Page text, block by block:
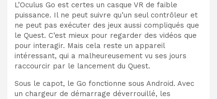
L’Oculus Go est certes un casque VR de faible
puissance. Il ne peut suivre qu’un seul contrôleur et
ne peut pas exécuter des jeux aussi compliqués que
le Quest. C’est mieux pour regarder des vidéos que
pour interagir. Mais cela reste un appareil
intéressant, qui a malheureusement vu ses jours
raccourcir par le lancement du Quest.
Sous le capot, le Go fonctionne sous Android. Avec
un chargeur de démarrage déverrouillé, les